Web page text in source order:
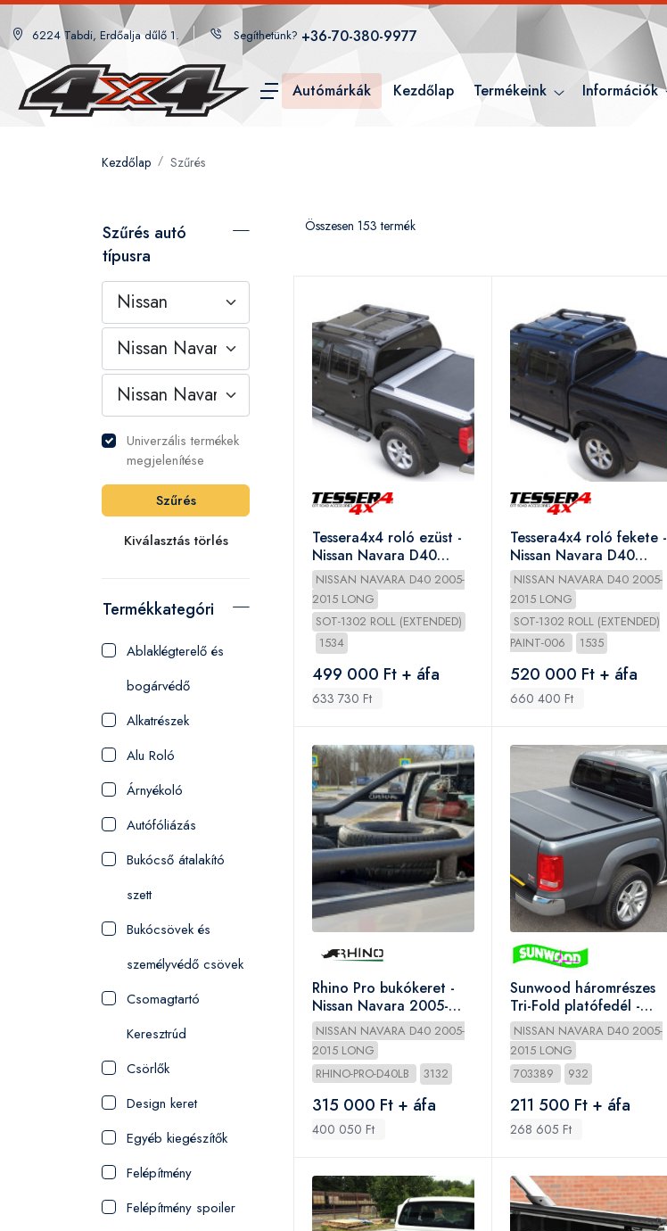
6224 Tabdi, Erdőalja dűlő 1. Segíthetünk? +36-70-380-9977
Autómárkák Kezdőlap Termékeink Információk
Kezdőlap Szűrés
Szűrés autó
típusra
Univerzális termékek
megjelenítése
Szűrés
Kiválasztás törlés
Termékkategória
Ablaklégterelő és
bogárvédő
Alkatrészek
Alu Roló
Árnyékoló
Autófóliázás
Bukócső átalakító
szett
Bukócsövek és
személyvédő csövek
Csomagtartó
Keresztrúd
Csörlők
Design keret
Egyéb kiegészítők
Felépítmény
Felépítmény spoiler
Összesen 153 termék
Tessera4x4 roló ezüst -
Nissan Navara D40
2005-2015
NISSAN NAVARA D40 2005-
2015 LONG
SOT-1302 ROLL (EXTENDED)
1534
499 000 Ft + áfa
633 730 Ft
Tessera4x4 roló fekete -
Nissan Navara D40
2005-2015
NISSAN NAVARA D40 2005-
2015 LONG
SOT-1302 ROLL (EXTENDED)
PAINT-006
1535
520 000 Ft + áfa
660 400 Ft
Rhino Pro bukókeret -
Nissan Navara 2005-
Long
NISSAN NAVARA D40 2005-
2015 LONG
RHINO-PRO-D40LB
3132
315 000 Ft + áfa
400 050 Ft
Sunwood háromrészes
Tri-Fold platófedél -
Nissan D/C 2010-2015
NISSAN NAVARA D40 2005-
2015 LONG
703389
932
211 500 Ft + áfa
268 605 Ft